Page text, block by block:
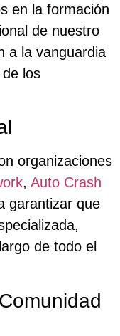
en la formación
de nuestro
a la vanguardia
los
organizaciones
, Auto Crash
garantizar que
de todo el